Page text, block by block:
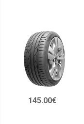
145.00€